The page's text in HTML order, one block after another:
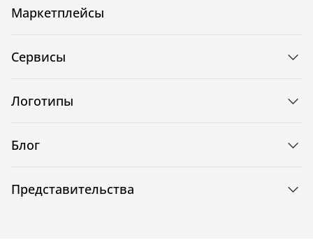
Маркетплейсы
Сервисы
Логотипы
Блог
Представительства